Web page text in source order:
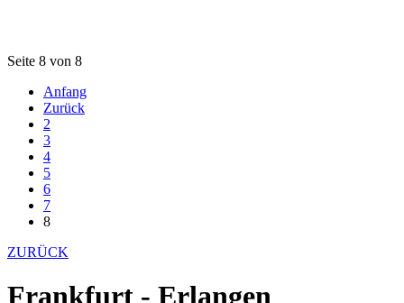
Seite 8 von 8
Anfang
Zurück
2
3
4
5
6
7
8
ZURÜCK
Frankfurt - Erlangen